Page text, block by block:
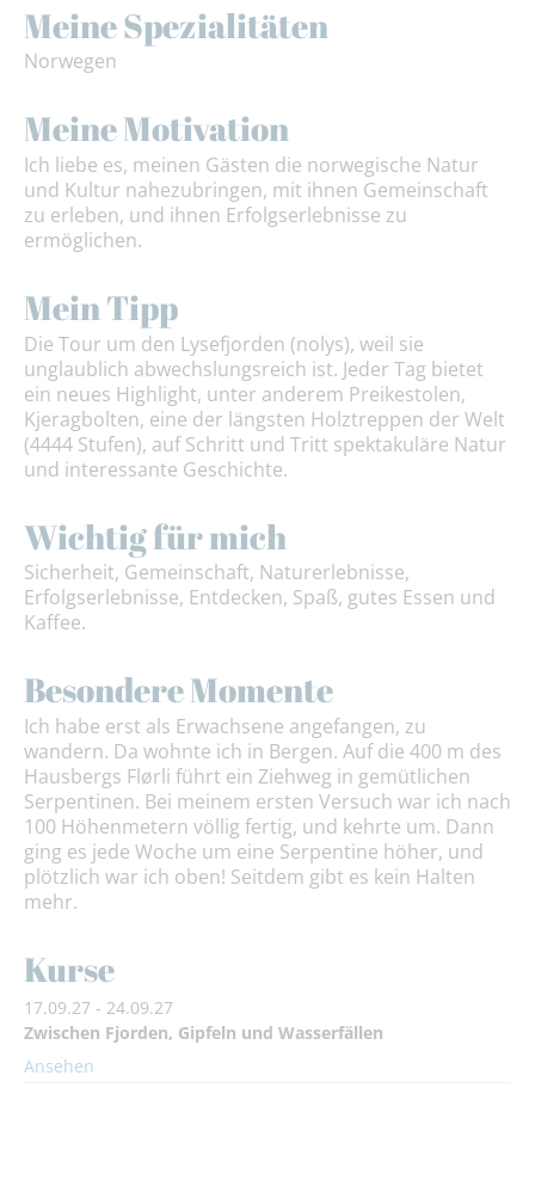
Meine Spezialitäten
Norwegen
Meine Motivation
Ich liebe es, meinen Gästen die norwegische Natur
und Kultur nahezubringen, mit ihnen Gemeinschaft
zu erleben, und ihnen Erfolgserlebnisse zu
ermöglichen.
Mein Tipp
Die Tour um den Lysefjorden (nolys), weil sie
unglaublich abwechslungsreich ist. Jeder Tag bietet
ein neues Highlight, unter anderem Preikestolen,
Kjeragbolten, eine der längsten Holztreppen der Welt
(4444 Stufen), auf Schritt und Tritt spektakuläre Natur
und interessante Geschichte.
Wichtig für mich
Sicherheit, Gemeinschaft, Naturerlebnisse,
Erfolgserlebnisse, Entdecken, Spaß, gutes Essen und
Kaffee.
Besondere Momente
Ich habe erst als Erwachsene angefangen, zu
wandern. Da wohnte ich in Bergen. Auf die 400 m des
Hausbergs Flørli führt ein Ziehweg in gemütlichen
Serpentinen. Bei meinem ersten Versuch war ich nach
100 Höhenmetern völlig fertig, und kehrte um. Dann
ging es jede Woche um eine Serpentine höher, und
plötzlich war ich oben! Seitdem gibt es kein Halten
mehr.
Kurse
17.09.27 - 24.09.27
Zwischen Fjorden, Gipfeln und Wasserfällen
Ansehen